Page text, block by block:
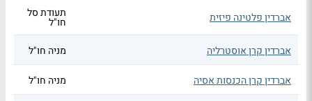
אברדין פלטינה פיזית תעודת סל
חו"ל
אברדין קרן אוסטרליה
מניה חו"ל
אברדין קרן הכנסות אסיה מניה חו"ל